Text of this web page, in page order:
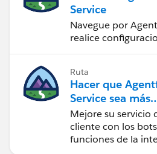
Service
Navegue por
realice
Ruta
Hacer que
Service sea más
inteligente
Mejore su servicio
cliente con los
funciones de la